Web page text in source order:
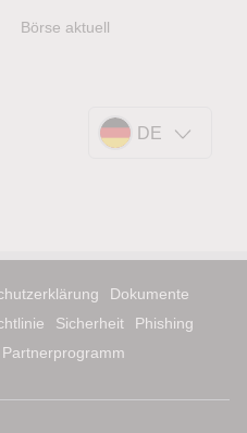
Börse aktuell
DE
Dokumente
Sicherheit
Phishing